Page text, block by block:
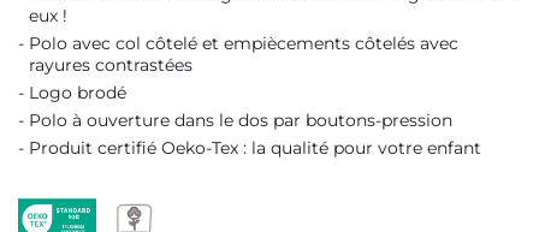
eux !
Polo avec col côtelé et empiècements côtelés avec
rayures contrastées
Logo brodé
Polo à ouverture dans le dos par boutons-pression
Produit certifié Oeko-Tex : la qualité pour votre enfant